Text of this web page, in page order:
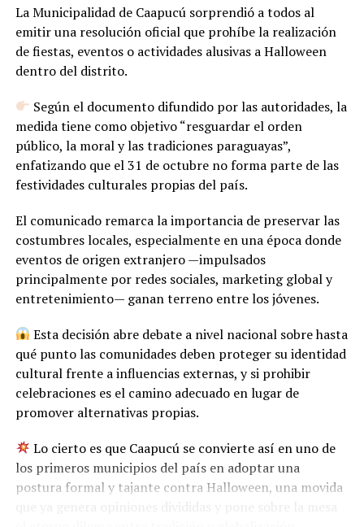
La Municipalidad de Caapucú sorprendió a todos al
emitir una resolución oficial que prohíbe la realización
de fiestas, eventos o actividades alusivas a Halloween
dentro del distrito.
Según el documento difundido por las autoridades, la
medida tiene como objetivo “resguardar el orden
público, la moral y las tradiciones paraguayas”,
enfatizando que el 31 de octubre no forma parte de las
festividades culturales propias del país.
El comunicado remarca la importancia de preservar las
costumbres locales, especialmente en una época donde
eventos de origen extranjero —impulsados
principalmente por redes sociales, marketing global y
entretenimiento— ganan terreno entre los jóvenes.
Esta decisión abre debate a nivel nacional sobre hasta
qué punto las comunidades deben proteger su identidad
cultural frente a influencias externas, y si prohibir
celebraciones es el camino adecuado en lugar de
promover alternativas propias.
Lo cierto es que Caapucú se convierte así en uno de
los primeros municipios del país en adoptar una
postura formal y tajante contra Halloween, una movida